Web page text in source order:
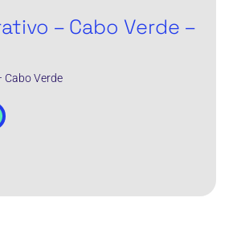
– Cabo Verde –
Cabo Verde